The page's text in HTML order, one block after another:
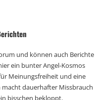
und können auch Berichte
ein bunter Angel-Kosmos
Meinungsfreiheit und eine
dauerhafter Missbrauch
bisschen bekloppt.